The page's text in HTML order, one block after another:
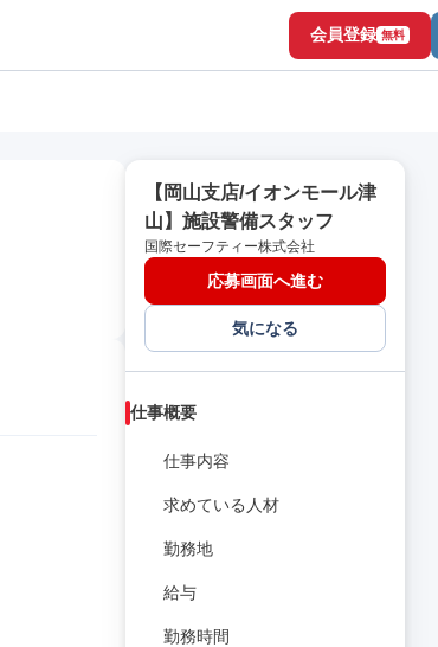
会員登録 無料
【岡山支店/イオンモール津
山】施設警備スタッフ
国際セーフティー株式会社
応募画面へ進む
気になる
仕事概要
仕事内容
求めている人材
勤務地
給与
勤務時間